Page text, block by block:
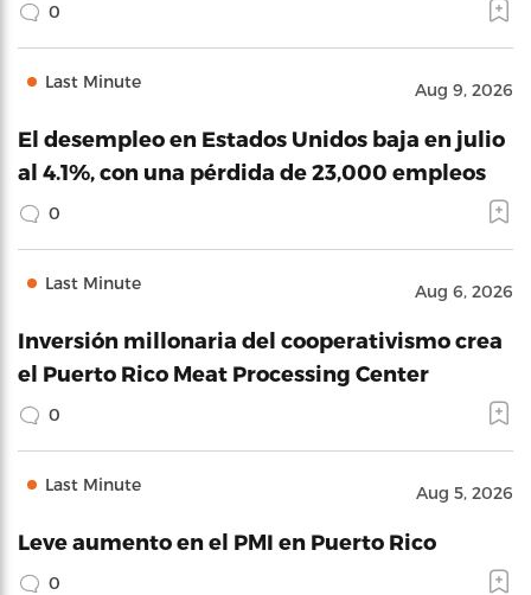
0
Last Minute Aug 9, 2026
El desempleo en Estados Unidos baja en julio
al 4.1%, con una pérdida de 23,000 empleos
0
Last Minute Aug 6, 2026
Inversión millonaria del cooperativismo crea
el Puerto Rico Meat Processing Center
0
Last Minute Aug 5, 2026
Leve aumento en el PMI en Puerto Rico
0